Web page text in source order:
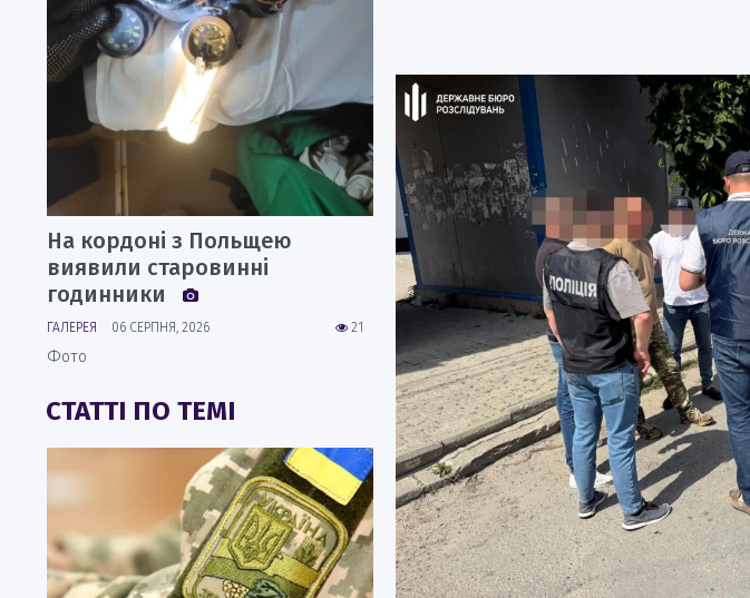
На кордоні з Польщею
виявили старовинні
годинники
21
ГАЛЕРЕЯ 06 СЕРПНЯ, 2026
Фото
СТАТТІ ПО ТЕМІ